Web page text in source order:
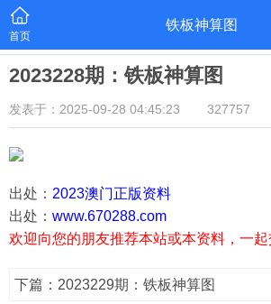
首页
铁板神算图
2023228期：铁板神算图
发表于：2025-09-28 04:45:23 327757
出处： 2023澳门正版资料
出处： www.670288.com
欢迎向您的朋友推荐本站或本资料，一起
下篇：2023229期：铁板神算图